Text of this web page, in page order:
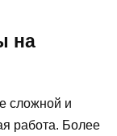
на
сложной и
работа. Более